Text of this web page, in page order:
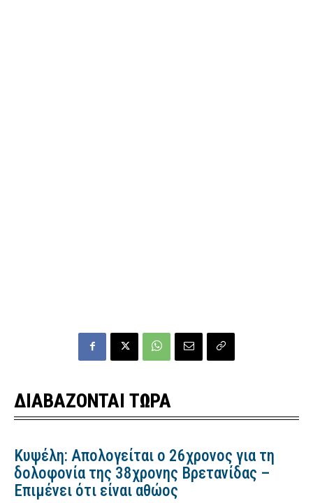
ΔΙΑΒΑΖΟΝΤΑΙ ΤΩΡΑ
Κυψέλη: Απολογείται ο 26χρονος για τη
δολοφονία της 38χρονης Βρετανίδας –
Επιμένει ότι είναι αθώος